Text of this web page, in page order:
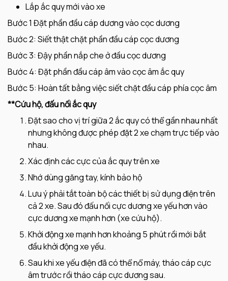
Lắp ắc quy mới vào xe
Bước 1 Đặt phần đầu cáp dương vào cọc dương
Bước 2: Siết thật chặt phần đầu cáp cọc dương
Bước 3: Đậy phần nắp che ở đầu cọc dương
Bước 4: Đặt phần đầu cáp âm vào cọc âm ắc quy
Bước 5: Hoàn tất bằng việc siết chặt đầu cáp phía cọc âm
**Cứu hộ, đấu nối ắc quy
Đặt sao cho vị trí giữa 2 ắc quy có thể gần nhau nhất
nhưng không được phép đặt 2 xe chạm trực tiếp vào
nhau.
Xác định các cực của ắc quy trên xe
Nhớ dùng găng tay, kính bảo hộ
Lưu ý phải tắt toàn bộ các thiết bị sử dụng điện trên
cả 2 xe. Sau đó đấu nối cực dương xe yếu hơn vào
cực dương xe mạnh hơn (xe cứu hộ).
Khởi động xe mạnh hơn khoảng 5 phút rồi mới bắt
đầu khởi động xe yếu.
Sau khi xe yếu điện đã có thể nổ máy, tháo cáp cực
âm trước rồi tháo cáp cực dương sau.